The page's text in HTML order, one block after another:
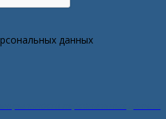
данных